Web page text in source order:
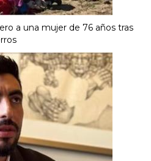
a una mujer de 76 años tras